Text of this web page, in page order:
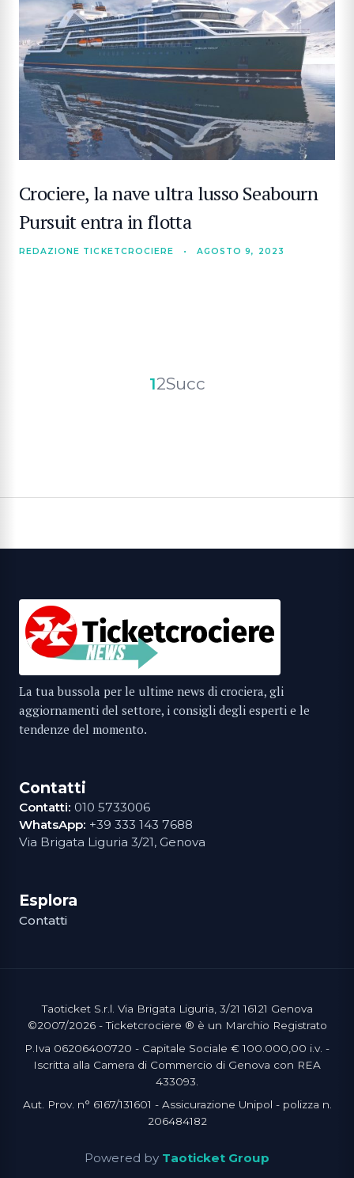
Crociere, la nave ultra lusso Seabourn
Pursuit entra in flotta
REDAZIONE TICKETCROCIERE • AGOSTO 9, 2023
Paginazione
12Succ
La tua bussola per le ultime news di crociera, gli
aggiornamenti del settore, i consigli degli esperti e le
tendenze del momento.
Contatti
Contatti: 010 5733006
WhatsApp: +39 333 143 7688
Via Brigata Liguria 3/21, Genova
Esplora
Contatti
Taoticket S.r.l. Via Brigata Liguria, 3/21 16121 Genova
©2007/2026 - Ticketcrociere ® è un Marchio Registrato
P.Iva 06206400720 - Capitale Sociale € 100.000,00 i.v. -
Iscritta alla Camera di Commercio di Genova con REA
433093.
Aut. Prov. n° 6167/131601 - Assicurazione Unipol - polizza n.
206484182
Powered by Taoticket Group